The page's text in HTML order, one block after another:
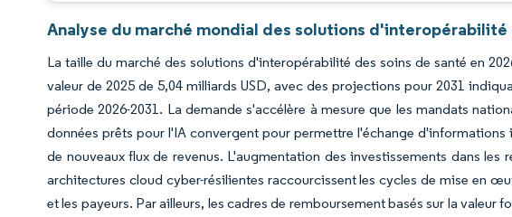
Analyse du marché mondial des solutions
La taille du marché des solutions d'interopérabilité des soins de santé en
valeur de 2025 de 5,04 milliards USD, avec des projections pour 2031
période 2026-2031. La demande s'accélère à mesure que les mandats
données prêts pour l'IA convergent pour permettre l'échange
de nouveaux flux de revenus. L'augmentation des investissements dans les
architectures cloud cyber-résilientes raccourcissent les cycles de mise en
et les payeurs. Par ailleurs, les cadres de remboursement basés sur la